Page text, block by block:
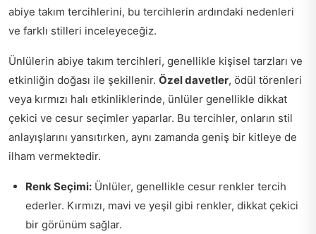
abiye takım tercihlerini, bu tercihlerin ardındaki nedenleri
ve farklı stilleri inceleyeceğiz.
Ünlülerin abiye takım tercihleri, genellikle kişisel tarzları ve
etkinliğin doğası ile şekillenir. Özel davetler, ödül törenleri
veya kırmızı halı etkinliklerinde, ünlüler genellikle dikkat
çekici ve cesur seçimler yaparlar. Bu tercihler, onların stil
anlayışlarını yansıtırken, aynı zamanda geniş bir kitleye de
ilham vermektedir.
Renk Seçimi: Ünlüler, genellikle cesur renkler tercih
ederler. Kırmızı, mavi ve yeşil gibi renkler, dikkat çekici
bir görünüm sağlar.